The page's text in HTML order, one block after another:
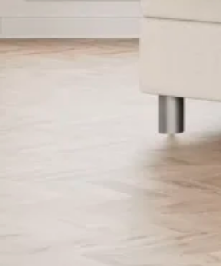
Memoryskum topmadrasser 80x200
Se flere størrelser
Hovedpuder